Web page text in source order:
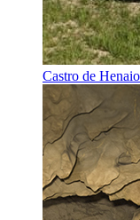
Castro de Henaio